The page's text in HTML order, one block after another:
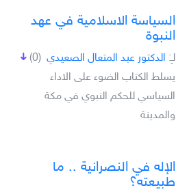
السياسة الاسلامية في عهد
النبوة
(0) لـِ: الدكتور عبد المتعال الصعيدي
يسلط الكتاب الضوء على الاداء
السياسي للحكم النبوي في مكة
والمدينة
الإله في النصرانية .. ما
طبيعته؟